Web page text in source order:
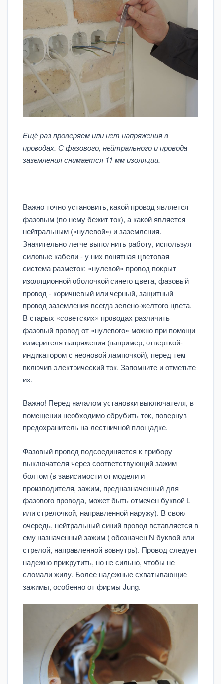
Ещё раз проверяем или нет напряжения в
проводах. С фазового, нейтрального и провода
заземления снимается 11 мм изоляции.
Важно точно установить, какой провод является
фазовым (по нему бежит ток), а какой является
нейтральным («нулевой») и заземления.
Значительно легче выполнить работу, используя
силовые кабели - у них понятная цветовая
система разметок: «нулевой» провод покрыт
изоляционной оболочкой синего цвета, фазовый
провод - коричневый или черный, защитный
провод заземления всегда зелено-желтого цвета.
В старых «советских» проводах различить
фазовый провод от «нулевого» можно при помощи
измерителя напряжения (например, отверткой-
индикатором с неоновой лампочкой), перед тем
включив электрический ток. Запомните и отметьте
их.
Важно! Перед началом установки выключателя, в
помещении необходимо обрубить ток, повернув
предохранитель на лестничной площадке.
Фазовый провод подсоединяется к прибору
выключателя через соответствующий зажим
болтом (в зависимости от модели и
производителя, зажим, предназначенный для
фазового провода, может быть отмечен буквой L
или стрелочкой, направленной наружу). В свою
очередь, нейтральный синий провод вставляется в
ему назначенный зажим ( обозначен N буквой или
стрелой, направленной вовнутрь). Провод следует
надежно прикрутить, но не сильно, чтобы не
сломали жилу. Более надежные схватывающие
зажимы, особенно от фирмы Jung.